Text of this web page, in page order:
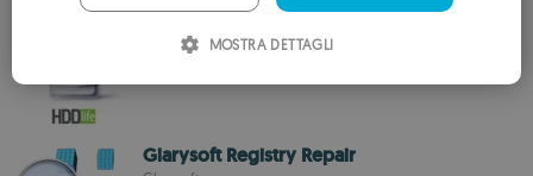
HDDlife Pro
BinarySense Inc.
Glarysoft Registry Repair
MOSTRA DETTAGLI